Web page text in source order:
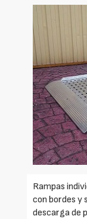
Rampas
con bordes y
descarga de